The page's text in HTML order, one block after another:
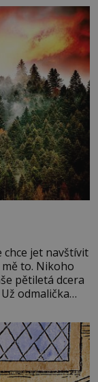
památek ve
chce jet navštívit
to. Nikoho
pětiletá dcera
odmalička
statečných